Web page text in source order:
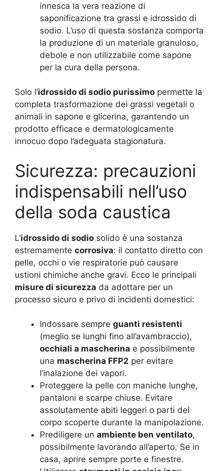
innesca la vera reazione di
saponificazione tra grassi e idrossido di
sodio. L’uso di questa sostanza comporta
la produzione di un materiale granuloso,
debole e non utilizzabile come sapone
per la cura della persona.
Solo l’idrossido di sodio purissimo permette la
completa trasformazione dei grassi vegetali o
animali in sapone e glicerina, garantendo un
prodotto efficace e dermatologicamente
innocuo dopo l’adeguata stagionatura.
Sicurezza: precauzioni
indispensabili nell’uso
della soda caustica
L’idrossido di sodio solido è una sostanza
estremamente corrosiva: il contatto diretto con
pelle, occhi o vie respiratorie può causare
ustioni chimiche anche gravi. Ecco le principali
misure di sicurezza da adottare per un
processo sicuro e privo di incidenti domestici:
Indossare sempre guanti resistenti
(meglio se lunghi fino all’avambraccio),
occhiali a mascherina e possibilmente
una mascherina FFP2 per evitare
l’inalazione dei vapori.
Proteggere la pelle con maniche lunghe,
pantaloni e scarpe chiuse. Evitare
assolutamente abiti leggeri o parti del
corpo scoperte durante la manipolazione.
Prediligere un ambiente ben ventilato,
possibilmente lavorando all’aperto. Se in
casa, aprire sempre porte e finestre.